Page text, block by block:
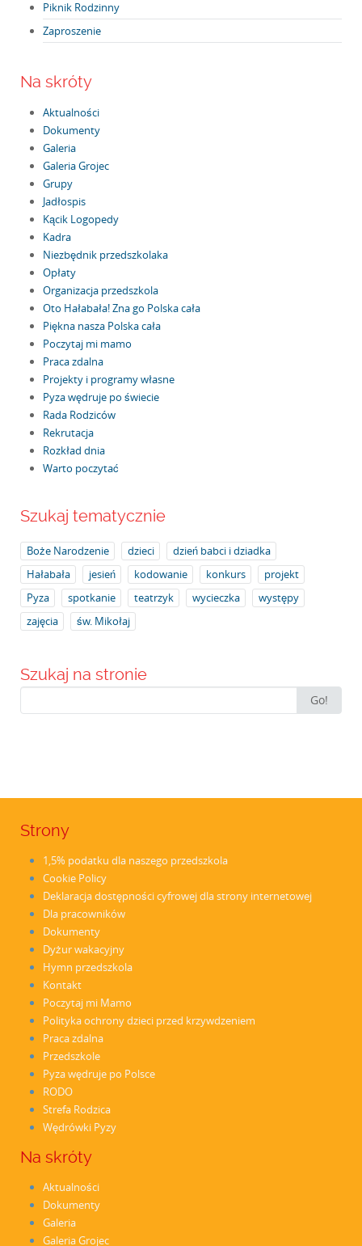
Piknik Rodzinny
Zaproszenie
Na skróty
Aktualności
Dokumenty
Galeria
Galeria Grojec
Grupy
Jadłospis
Kącik Logopedy
Kadra
Niezbędnik przedszkolaka
Opłaty
Organizacja przedszkola
Oto Hałabała! Zna go Polska cała
Piękna nasza Polska cała
Poczytaj mi mamo
Praca zdalna
Projekty i programy własne
Pyza wędruje po świecie
Rada Rodziców
Rekrutacja
Rozkład dnia
Warto poczytać
Szukaj tematycznie
Boże Narodzenie dzieci
dzień babci i dziadka
Hałabała
jesień kodowanie konkurs
projekt
Pyza
spotkanie teatrzyk wycieczka
występy
zajęcia
św. Mikołaj
Szukaj na stronie
for:
Go!
Strony
1,5% podatku dla naszego przedszkola
Cookie Policy
Deklaracja dostępności cyfrowej dla strony internetowej
Dla pracowników
Dokumenty
Dyżur wakacyjny
Hymn przedszkola
Kontakt
Poczytaj mi Mamo
Polityka ochrony dzieci przed krzywdzeniem
Praca zdalna
Przedszkole
Pyza wędruje po Polsce
RODO
Strefa Rodzica
Wędrówki Pyzy
Na skróty
Aktualności
Dokumenty
Galeria
Galeria Grojec